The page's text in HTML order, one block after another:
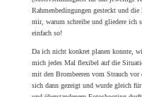
Rahmenbedingungen gesteckt und
mir, warum schreibe und gliedere ich
einfach so!
Da ich nicht konkret planen konnte,
mich jedes Mal flexibel auf die
mit den Brombeeren vom Strauch
sich dann gezeigt und wurde gleich